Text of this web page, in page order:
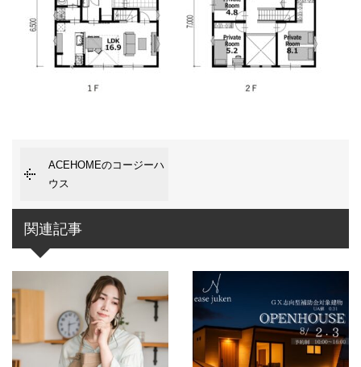
ACEHOMEのコージーハ
ウス
関連記事